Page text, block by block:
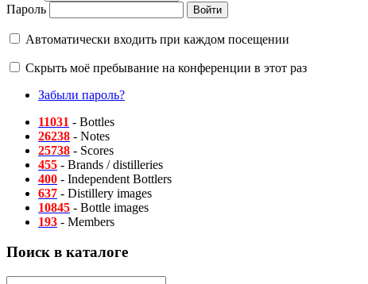
Пароль
Автоматически входить при каждом посещении
Скрыть моё пребывание на конференции в этот раз
Забыли пароль?
11031 - Bottles
26238 - Notes
25738 - Scores
455 - Brands / distilleries
400 - Independent Bottlers
637 - Distillery images
10845 - Bottle images
193 - Members
Поиск в каталоге